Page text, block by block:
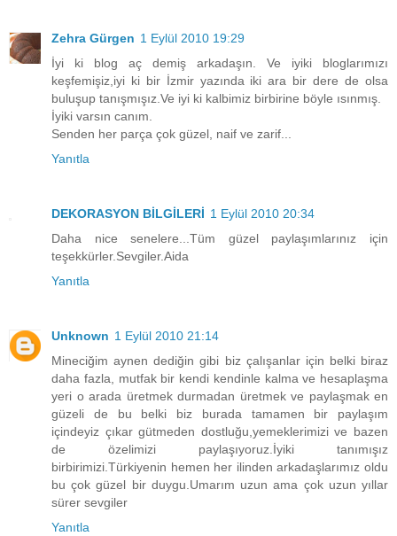
Zehra Gürgen 1 Eylül 2010 19:29
İyi ki blog aç demiş arkadaşın. Ve iyiki bloglarımızı
keşfemişiz,iyi ki bir İzmir yazında iki ara bir dere de olsa
buluşup tanışmışız.Ve iyi ki kalbimiz birbirine böyle ısınmış.
İyiki varsın canım.
Senden her parça çok güzel, naif ve zarif...
Yanıtla
DEKORASYON BİLGİLERİ 1 Eylül 2010 20:34
Daha nice senelere...Tüm güzel paylaşımlarınız için
teşekkürler.Sevgiler.Aida
Yanıtla
Unknown 1 Eylül 2010 21:14
Mineciğim aynen dediğin gibi biz çalışanlar için belki biraz
daha fazla, mutfak bir kendi kendinle kalma ve hesaplaşma
yeri o arada üretmek durmadan üretmek ve paylaşmak en
güzeli de bu belki biz burada tamamen bir paylaşım
içindeyiz çıkar gütmeden dostluğu,yemeklerimizi ve bazen
de özelimizi paylaşıyoruz.İyiki tanımışız
birbirimizi.Türkiyenin hemen her ilinden arkadaşlarımız oldu
bu çok güzel bir duygu.Umarım uzun ama çok uzun yıllar
sürer sevgiler
Yanıtla